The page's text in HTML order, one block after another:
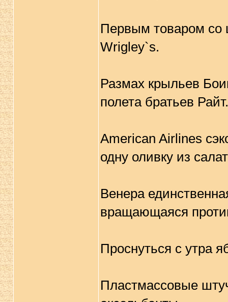
Первым товаром со
Wrigley`s.
Размах крыльев
полета братьев Райт.
American Airlines
одну оливку из
Венера
вращающаяся
Проснуться с утра
Пластмассовые